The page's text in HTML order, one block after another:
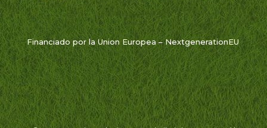
Financiado por la Union Europea – NextgenerationEU